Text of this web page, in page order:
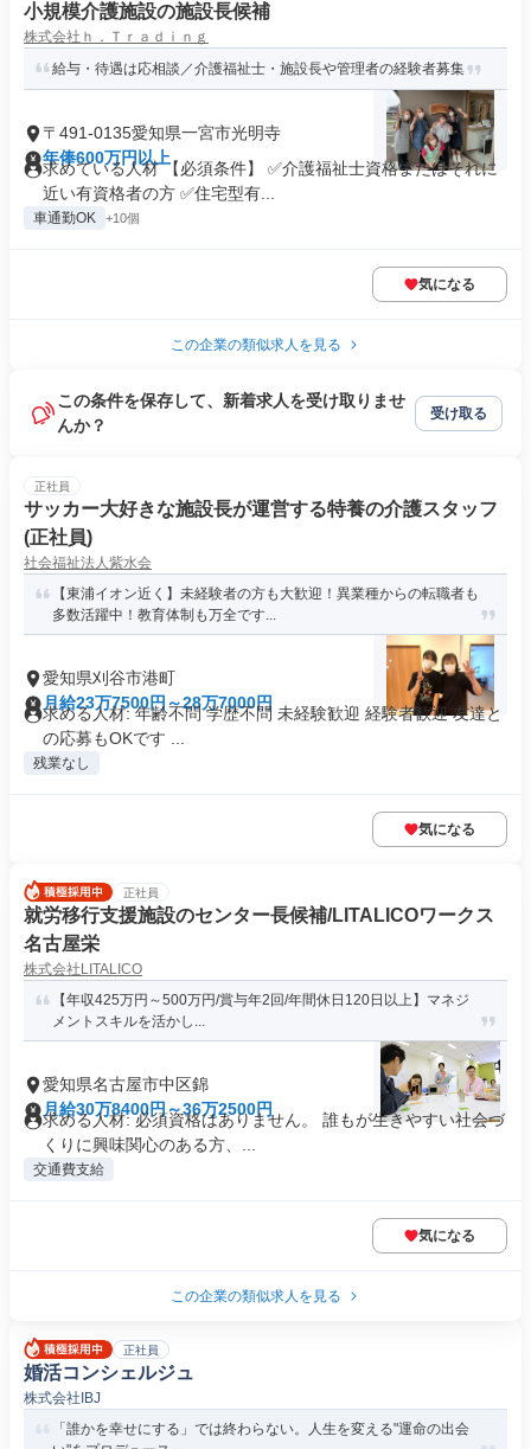
小規模介護施設の施設長候補
株式会社ｈ．Ｔｒａｄｉｎｇ
給与・待遇は応相談／介護福祉士・施設長や管理者の経験者募集
〒491-0135愛知県一宮市光明寺
年俸600万円以上
求めている人材 【必須条件】 ✅介護福祉士資格またはそれに
近い有資格者の方 ✅住宅型有...
車通勤OK +10個
気になる
この企業の類似求人を見る
この条件を保存して、新着求人を受け取りませ
んか？
受け取る
正社員
サッカー大好きな施設長が運営する特養の介護スタッフ
(正社員)
社会福祉法人紫水会
【東浦イオン近く】未経験者の方も大歓迎！異業種からの転職者も
多数活躍中！教育体制も万全です...
愛知県刈谷市港町
月給23万7500円～28万7000円
求める人材: 年齢不問 学歴不問 未経験歓迎 経験者歓迎 友達と
の応募もOKです ...
残業なし
気になる
正社員
就労移行支援施設のセンター長候補/LITALICOワークス
名古屋栄
株式会社LITALICO
【年収425万円～500万円/賞与年2回/年間休日120日以上】マネジ
メントスキルを活かし...
愛知県名古屋市中区錦
月給30万8400円～36万2500円
求める人材: 必須資格はありません。 誰もが生きやすい社会づ
くりに興味関心のある方、...
交通費支給
気になる
この企業の類似求人を見る
正社員
婚活コンシェルジュ
株式会社IBJ
「誰かを幸せにする」では終わらない。人生を変える"運命の出会